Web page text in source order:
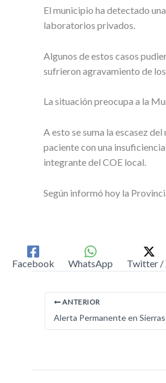
El municipio ha detectado
laboratorios privados.
Algunos de estos casos
sufrieron agravamiento de
La situación preocupa a la
A esto se suma la escasez
paciente con una
integrante del COE local.
Según informó hoy la
Facebook WhatsApp Twitter /
ANTERIOR
Alerta Permanente en